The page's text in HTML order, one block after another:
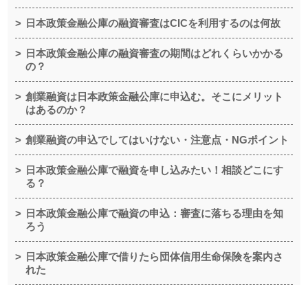
日本政策金融公庫の融資審査はCICを利用するのは何故
日本政策金融公庫の融資審査の期間はどれくらいかかる
の？
創業融資は日本政策金融公庫に申込む。そこにメリット
はあるのか？
創業融資の申込でしてはいけない・注意点・NGポイント
日本政策金融公庫で融資を申し込みたい！相談どこにす
る？
日本政策金融公庫で融資の申込：審査に落ちる理由を知
ろう
日本政策金融公庫で借りたら団体信用生命保険を案内さ
れた